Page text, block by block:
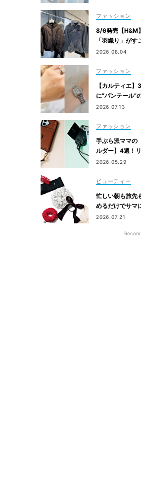
ファッション
8/6発売【H&M
「羽織り」がす
ら狙うべき完売
2026.08.04
ファッション
【カルティエ
に“パンテール”
人気！仕事のご
2026.07.13
ファッション
手ぶら派ママの
ルダー】4選！
入るタイプも
2026.05.29
ビューティー
忙しい朝も旅先
めるだけでサマ
アクセ】6選
2026.07.21